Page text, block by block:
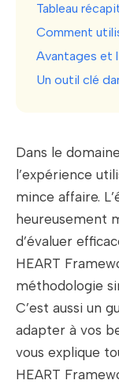
Tableau
Comment
Avantages et
Un outil clé
Dans le
l’expérience
mince affaire.
heureusement
d’évaluer
HEART
méthodologie
C’est aussi un
adapter à vos
vous explique
HEART